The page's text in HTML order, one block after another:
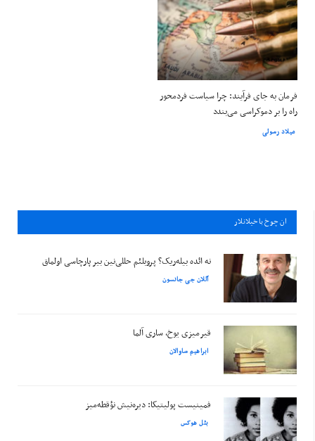
فرمان به جای فرآیند: چرا سیاست فردمحور
راه را بر دموکراسی می‌بندد
میلاد رسولی
ان چوخ باخيلانلار
نه ائده بیله‌ریک؟ پروبلئم حللی‌نین بیر پارچاسی اولماق
آللان جی جانسون
قیرمیزی یوخ، ساری آلما
ابراهیم ساوالان
فمینیست پولیتیکا: دیره‌نیش نؤقطه‌میز
بئل هوکس